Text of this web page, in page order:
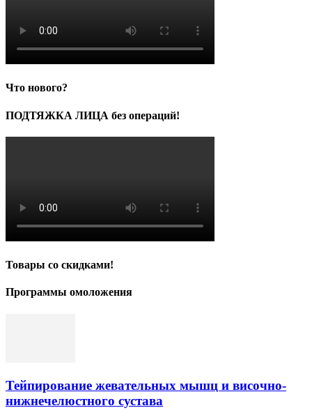
Что нового?
ПОДТЯЖКА ЛИЦА без операций!
Товары со скидками!
Программы омоложения
Тейпирование жевательных мышц и височно-
нижнечелюстного сустава